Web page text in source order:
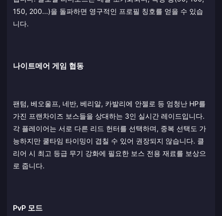
150, 200...)을 돌파하면 영구적인 프로필 칭호를 얻을 수 있습
니다.
나이트메어 게임 협동
팬텀, 베오울프, 네반, 베리알, 카발리에 안젤로 등 엄청난 HP를
가진 프랜차이즈 보스들을 상대하는 3인 실시간 레이드입니다.
각 플레이어는 서로 다른 리드 헌터를 선택하며, 중복 선택도 가
능하지만 쿨타임 타이밍이 겹칠 수 있어 권장되지 않습니다. 클
리어 시 최고 등급 무기 강화에 필요한 보스 전용 재료를 보상으
로 줍니다.
PvP 모드